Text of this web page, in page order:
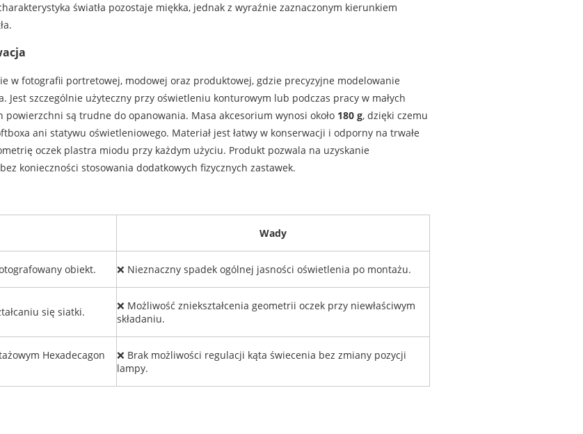
światła pozostaje miękka, jednak z wyraźnie zaznaczonym kierunkiem
w fotografii portretowej, modowej oraz produktowej, gdzie precyzyjne modelowanie
Jest szczególnie użyteczny przy oświetleniu konturowym lub podczas pracy w małych
są trudne do opanowania. Masa akcesorium wynosi około 180 g, dzięki czemu
ani statywu oświetleniowego. Materiał jest łatwy w konserwacji i odporny na trwałe
oczek plastra miodu przy każdym użyciu. Produkt pozwala na uzyskanie
konieczności stosowania dodatkowych fizycznych zastawek.
Wady
obiekt. ❌ Nieznaczny spadek ogólnej jasności oświetlenia po montażu.
się siatki.
❌ Możliwość zniekształcenia geometrii oczek przy niewłaściwym
składaniu.
Hexadecagon
❌ Brak możliwości regulacji kąta świecenia bez zmiany pozycji
lampy.